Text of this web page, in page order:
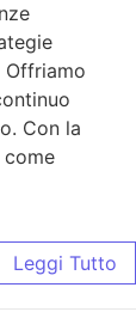
Offriamo
Con la
Leggi Tutto